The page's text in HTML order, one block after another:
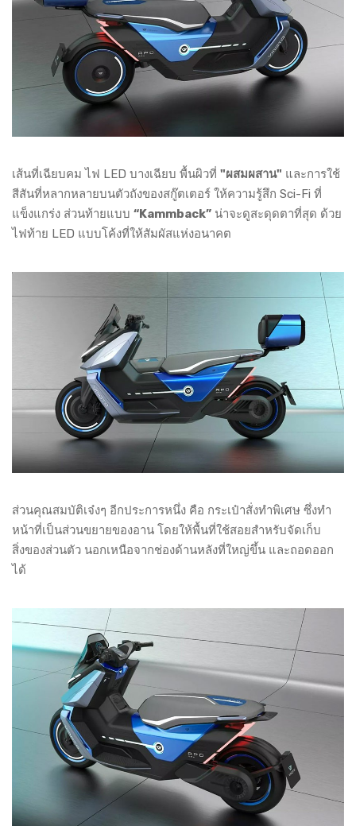
เส้นที่เฉียบคม ไฟ LED บางเฉียบ พื้นผิวที่ "ผสมผสาน" และการใช้
สีสันที่หลากหลายบนตัวถังของสกู๊ตเตอร์ ให้ความรู้สึก Sci-Fi ที่
แข็งแกร่ง ส่วนท้ายแบบ “Kammback” น่าจะดูสะดุดตาที่สุด ด้วย
ไฟท้าย LED แบบโค้งที่ให้สัมผัสแห่งอนาคต
ส่วนคุณสมบัติเจ๋งๆ อีกประการหนึ่ง คือ กระเป๋าสั่งทำพิเศษ ซึ่งทำ
หน้าที่เป็นส่วนขยายของอาน โดยให้พื้นที่ใช้สอยสำหรับจัดเก็บ
สิ่งของส่วนตัว นอกเหนือจากช่องด้านหลังที่ใหญ่ขึ้น และถอดออก
ได้